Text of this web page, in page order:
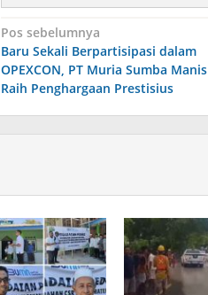
Navigasi
pos
Pos sebelumnya
Baru Sekali Berpartisipasi dalam
OPEXCON, PT Muria Sumba Manis
Raih Penghargaan Prestisius